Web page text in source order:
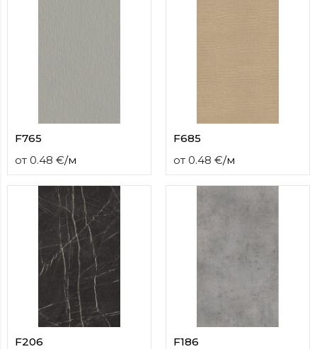
F765
от 0.48 €/м
F685
от 0.48 €/м
F206
F186